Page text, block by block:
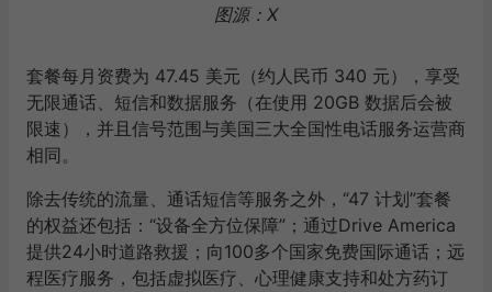
图源：X
套餐每月资费为 47.45 美元（约人民币 340 元），享受
无限通话、短信和数据服务（在使用 20GB 数据后会被
限速），并且信号范围与美国三大全国性电话服务运营商
相同。
除去传统的流量、通话短信等服务之外，“47 计划”套餐
的权益还包括：“设备全方位保障”；通过Drive America
提供24小时道路救援；向100多个国家免费国际通话；远
程医疗服务，包括虚拟医疗、心理健康支持和处方药订